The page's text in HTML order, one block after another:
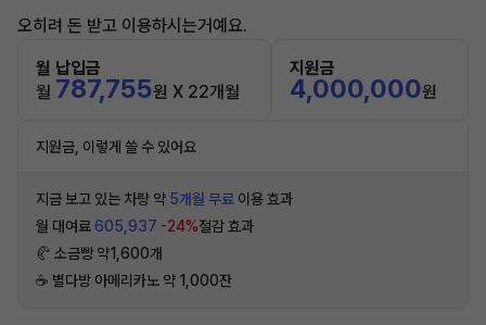
오히려 돈 받고 이용하시는거예요.
월 납입금
월 787,755원 X 22개월
지원금
4,000,000원
지원금, 이렇게 쓸 수 있어요
지금 보고 있는 차량 약 5개월 무료 이용 효과
월 대여료 605,937 -24%절감 효과
🥐 소금빵 약1,600개
☕️ 별다방 아메리카노 약 1,000잔